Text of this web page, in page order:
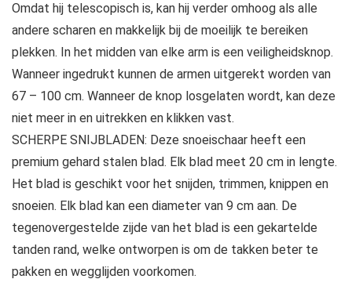
Omdat hij telescopisch is, kan hij verder omhoog als alle
andere scharen en makkelijk bij de moeilijk te bereiken
plekken. In het midden van elke arm is een veiligheidsknop.
Wanneer ingedrukt kunnen de armen uitgerekt worden van
67 – 100 cm. Wanneer de knop losgelaten wordt, kan deze
niet meer in en uitrekken en klikken vast.
SCHERPE SNIJBLADEN: Deze snoeischaar heeft een
premium gehard stalen blad. Elk blad meet 20 cm in lengte.
Het blad is geschikt voor het snijden, trimmen, knippen en
snoeien. Elk blad kan een diameter van 9 cm aan. De
tegenovergestelde zijde van het blad is een gekartelde
tanden rand, welke ontworpen is om de takken beter te
pakken en wegglijden voorkomen.